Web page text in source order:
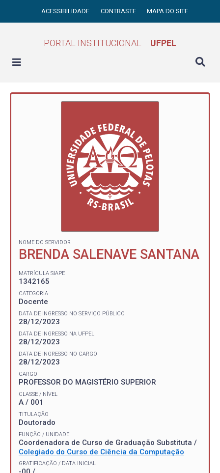
ACESSIBILIDADE CONTRASTE MAPA DO SITE
PORTAL INSTITUCIONAL UFPEL
NOME DO SERVIDOR
BRENDA SALENAVE SANTANA
MATRÍCULA SIAPE
1342165
CATEGORIA
Docente
DATA DE INGRESSO NO SERVIÇO PÚBLICO
28/12/2023
DATA DE INGRESSO NA UFPEL
28/12/2023
DATA DE INGRESSO NO CARGO
28/12/2023
CARGO
PROFESSOR DO MAGISTÉRIO SUPERIOR
CLASSE / NÍVEL
A / 001
TITULAÇÃO
Doutorado
FUNÇÃO / UNIDADE
Coordenadora de Curso de Graduação Substituta /
Colegiado do Curso de Ciência da Computação
GRATIFICAÇÃO / DATA INICIAL